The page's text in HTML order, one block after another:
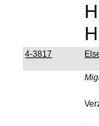
4-3817